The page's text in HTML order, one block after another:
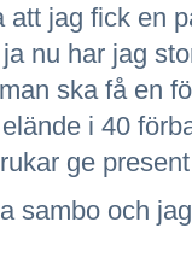
jag fick en
nu har jag
ska få en
i 40
ge
sambo och